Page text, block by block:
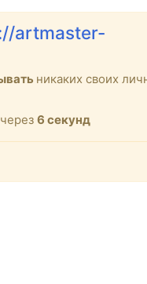
artmaster-
никаких своих
6 секунд